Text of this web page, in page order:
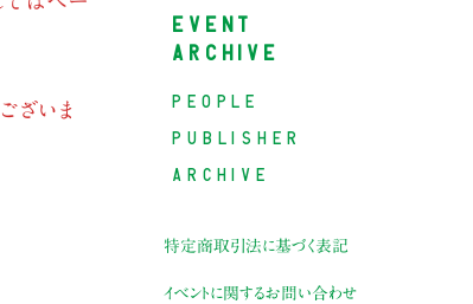
ざいま
EVENT
ARCHIVE
PEOPLE
PUBLISHER
ARCHIVE
特定商取引法に基づく表記
イベントに関するお問い合わせ